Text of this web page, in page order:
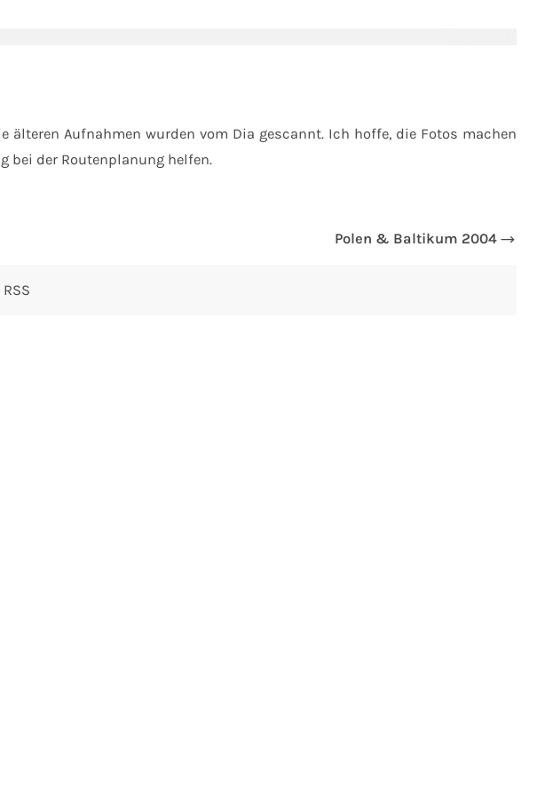
älteren Aufnahmen wurden vom Dia gescannt. Ich hoffe, die Fotos machen
bei der Routenplanung helfen.
Polen & Baltikum 2004
RSS